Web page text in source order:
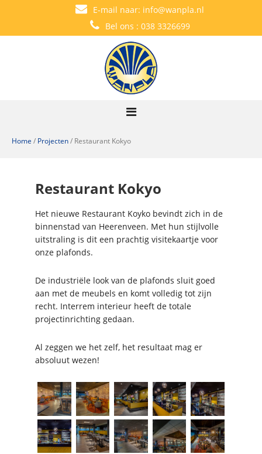
E-mail naar: info@wanpla.nl
Bel ons : 038 3326699
Home / Projecten/ Restaurant Kokyo
Restaurant Kokyo
Het nieuwe Restaurant Koyko bevindt zich in de
binnenstad van Heerenveen. Met hun stijlvolle
uitstraling is dit een prachtig visitekaartje voor
onze plafonds.
De industriële look van de plafonds sluit goed
aan met de meubels en komt volledig tot zijn
recht. Interrem interieur heeft de totale
projectinrichting gedaan.
Al zeggen we het zelf, het resultaat mag er
absoluut wezen!